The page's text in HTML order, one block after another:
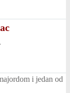
i jedan od